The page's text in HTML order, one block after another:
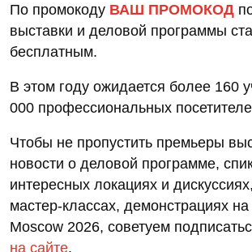
По промокоду ВАШ ПРОМОКОД
выставки и деловой программы
бесплатным.
В этом году ожидается более 160
000 профессиональных
Чтобы не пропустить премьеры
новости о деловой программе,
интересных локациях и
мастер-классах, демонстрациях
Moscow 2026, советуем
на сайте.